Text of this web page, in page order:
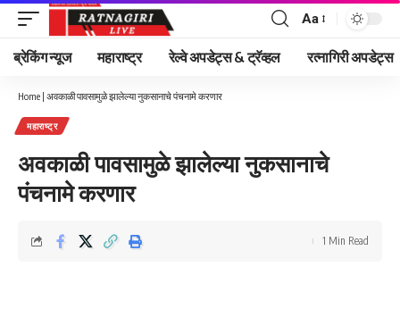
Font
Resizer
Aa
ब्रेकिंग न्यूज महाराष्ट्र रेल्वे अपडेट्स & ट्रॅव्हल रत्नागिरी अपडेट्स
Home | अवकाळी पावसामुळे झालेल्या नुकसानाचे पंचनामे करणार
महाराष्ट्र
अवकाळी पावसामुळे झालेल्या नुकसानाचे
पंचनामे करणार
1 Min Read